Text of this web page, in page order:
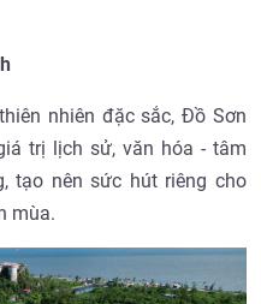
nhiên đặc sắc, Đồ Sơn
trị lịch sử, văn hóa - tâm
tạo nên sức hút riêng cho
mùa.